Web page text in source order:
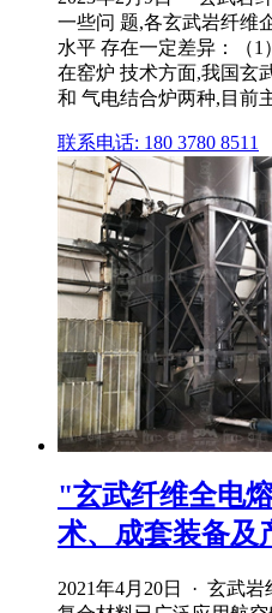
一些问 题,各玄武岩纤维
水平 存在一定差异：（1
在窑炉 技术方面,我国玄
和 气电结合炉两种,目前
联系电话: 180 3780 8511
"玄武纤维全电
术、成套装备及
2021年4月20日 · 玄武